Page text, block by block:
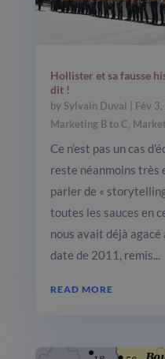
Hollister et sa fausse
dit !
by Sylvain Duval Fév
Marketing B to C,
Ce n’est pas un cas
reste néanmoins très
parler de «
toutes les sauces en
nous avait déjà agacé
date de 2011, remis...
READ MORE